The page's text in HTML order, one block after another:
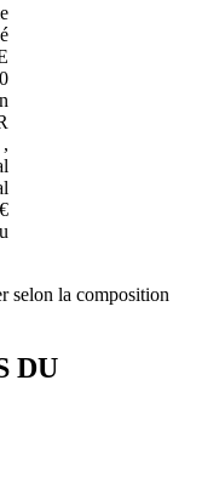
selon la composition
DU